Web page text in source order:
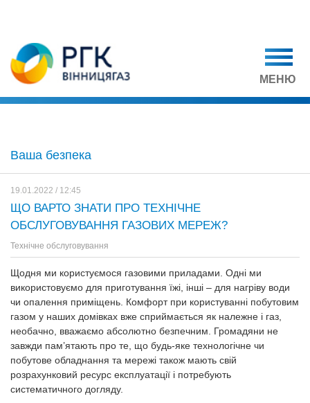
МЕНЮ
Ваша безпека
19.01.2022 / 12:45
ЩО ВАРТО ЗНАТИ ПРО ТЕХНІЧНЕ
ОБСЛУГОВУВАННЯ ГАЗОВИХ МЕРЕЖ?
Технічне обслуговування
Щодня ми користуємося газовими приладами. Одні ми
використовуємо для приготування їжі, інші – для нагріву води
чи опалення приміщень. Комфорт при користуванні побутовим
газом у наших домівках вже сприймається як належне і газ,
необачно, вважаємо абсолютно безпечним. Громадяни не
завжди пам’ятають про те, що будь-яке технологічне чи
побутове обладнання та мережі також мають свій
розрахунковий ресурс експлуатації і потребують
систематичного догляду.